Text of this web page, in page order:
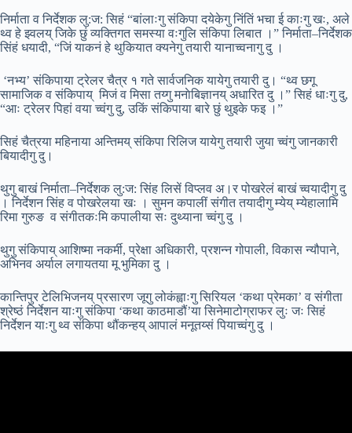
निर्माता व निर्देशक लु:ज: सिहं “बांलाःगु संकिपा दयेकेगु निंतिं भचा ई काःगु खः, अले
थ्व हे झ्वलय् जिके छुं व्यक्तिगत समस्या वःगुलि संकिपा लिबात ।” निर्माता–निर्देशक
सिंहं धयादी, “जिं याकनं हे थुकियात क्यनेगु तयारी यानाच्वनागु दु ।
‘नभ्य’ संकिपाया ट्रेलर चैत्र १ गते सार्वजनिक यायेगु तयारी दु। “थ्व छगू
सामाजिक व संकिपाय् मिजं व मिसा तय्गु मनाेबिज्ञानय् अधारित दु ।” सिहं धाःगु दु,
“आः ट्रेलर पिहां वया च्वंगु दु, उकिं संकिपाया बारे छुं थुइके फइ ।”
सिहं चैत्रया महिनाया अन्तिमय् संकिपा रिलिज यायेगु तयारी जुया च्वंगु जानकारी
बियादीगु दु।
थुगु बाखं निर्माता–निर्देशक लु:ज: सिंह लिसें विप्लव अ।र पोखरेलं बाखं च्वयादीगु दु
। निर्देशन सिंह व पोखरेलया खः । सुमन कपालीं संगीत तयादीगु म्येय् म्येहालामि
रिमा गुरुङ व संगीतकःमि कपालीया सः दुथ्याना च्वंगु दु ।
थुगु संकिपाय् आशिष्मा नकर्मी, प्रेक्षा अधिकारी, प्रशन्न गोपाली, विकास न्यौपाने,
अभिनव अर्याल लगायतया मू भुमिका दु ।
कान्तिपुर टेलिभिजनय् प्रसारण जूगु लोकंह्वाःगु सिरियल ‘कथा प्रेमका’ व संगीता
श्रेष्ठं निर्देशन याःगु संकिपा ‘कथा काठमाडौं’या सिनेमाटोग्राफर लुः जः सिहं
निर्देशन याःगु थ्व संकिपा थौंकन्हय् आपालं मनूतय्सं पियाच्वंगु दु ।